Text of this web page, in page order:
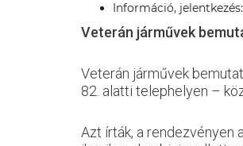
Információ,
Veterán járművek
Veterán járművek
82. alatti telephelyen –
Azt írták, a rendezvényen